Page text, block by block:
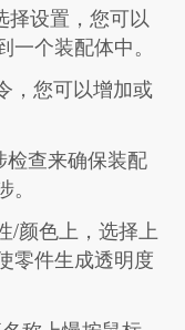
择设置，您可以
个装配体中。
，您可以增加或
查来确保装配
/颜色上，选择上
零件生成透明度